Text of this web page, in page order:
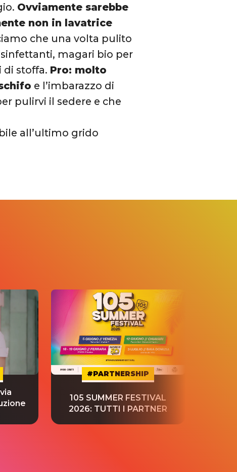
Ovviamente sarebbe
non in lavatrice
che una volta pulito
magari bio per
di stoffa. Pro: molto
e l’imbarazzo di
pulirvi il sedere e che
all’ultimo grido
#PARTNERSHIP
105 SUMMER FESTIVAL
2026: TUTTI I PARTNER